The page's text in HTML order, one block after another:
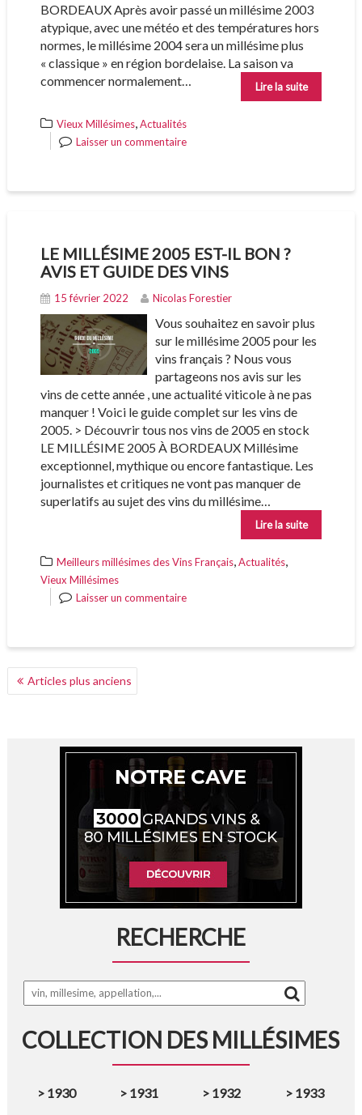
BORDEAUX Après avoir passé un millésime 2003
atypique, avec une météo et des températures hors
normes, le millésime 2004 sera un millésime plus
« classique » en région bordelaise. La saison va
commencer normalement…
Lire la suite
Vieux Millésimes,Actualités
Laisser un commentaire
LE MILLÉSIME 2005 EST-IL BON ?
AVIS ET GUIDE DES VINS
15 février 2022 Nicolas Forestier
Vous souhaitez en savoir plus
sur le millésime 2005 pour les
vins français ? Nous vous
partageons nos avis sur les
vins de cette année , une actualité viticole à ne pas
manquer ! Voici le guide complet sur les vins de
2005. > Découvrir tous nos vins de 2005 en stock
LE MILLÉSIME 2005 À BORDEAUX Millésime
exceptionnel, mythique ou encore fantastique. Les
journalistes et critiques ne vont pas manquer de
superlatifs au sujet des vins du millésime…
Lire la suite
Meilleurs millésimes des Vins Français,Actualités,
Vieux Millésimes
Laisser un commentaire
NAVIGATION
DES
Articles plus anciens
RECHERCHE
COLLECTION DES MILLÉSIMES
> 1930 > 1931 > 1932 > 1933